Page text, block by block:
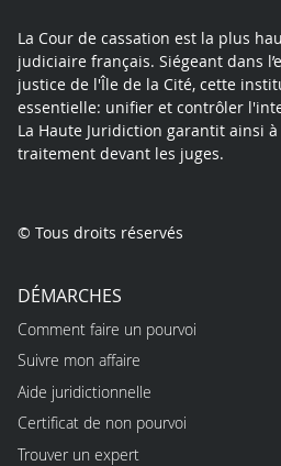
La Cour de cassation est la plus
judiciaire français. Siégeant dans
justice de l'Île de la Cité, cette
essentielle: unifier et contrôler
La Haute Juridiction garantit ainsi
traitement devant les juges.
© Tous droits réservés
DÉMARCHES
Comment faire un pourvoi
Suivre mon affaire
Aide juridictionnelle
Certificat de non pourvoi
Trouver un expert